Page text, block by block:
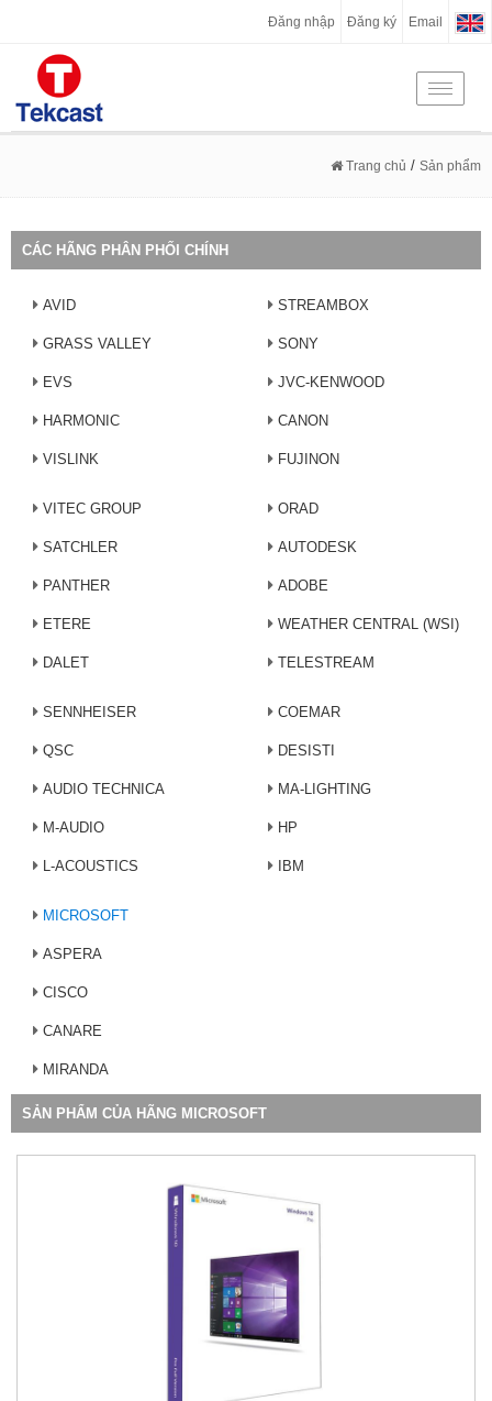
Đăng nhập Đăng ký Email
Toggle
Trang chủ / Sản phẩm
CÁC HÃNG PHÂN PHỐI CHÍNH
AVID
GRASS VALLEY
EVS
HARMONIC
VISLINK
STREAMBOX
SONY
JVC-KENWOOD
CANON
FUJINON
VITEC GROUP
SATCHLER
PANTHER
ETERE
DALET
ORAD
AUTODESK
ADOBE
WEATHER CENTRAL (WSI)
TELESTREAM
SENNHEISER
QSC
AUDIO TECHNICA
M-AUDIO
L-ACOUSTICS
COEMAR
DESISTI
MA-LIGHTING
HP
IBM
MICROSOFT
ASPERA
CISCO
CANARE
MIRANDA
SẢN PHẨM CỦA HÃNG MICROSOFT